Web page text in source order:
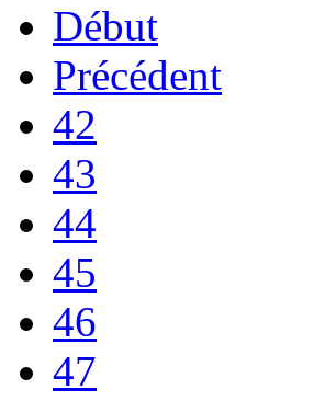
Début
Précédent
42
43
44
45
46
47